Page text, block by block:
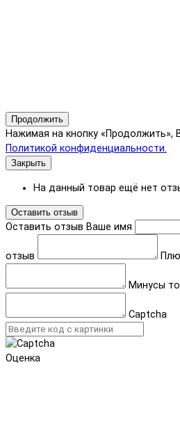
Продолжить
Нажимая на кнопку «Продолжить»,
Политикой конфиденциальности.
Закрыть
На данный товар ещё нет
Оставить отзыв
Оставить отзыв Ваше имя
отзыв
Минусы
Captcha
Оценка